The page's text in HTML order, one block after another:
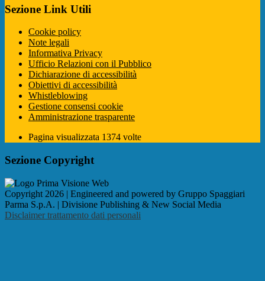
Sezione Link Utili
Cookie policy
Note legali
Informativa Privacy
Ufficio Relazioni con il Pubblico
Dichiarazione di accessibilità
Obiettivi di accessibilità
Whistleblowing
Gestione consensi cookie
Amministrazione trasparente
Pagina visualizzata 1374 volte
Sezione Copyright
Copyright 2026 | Engineered and powered by Gruppo Spaggiari
Parma S.p.A. | Divisione Publishing & New Social Media
Disclaimer trattamento dati personali